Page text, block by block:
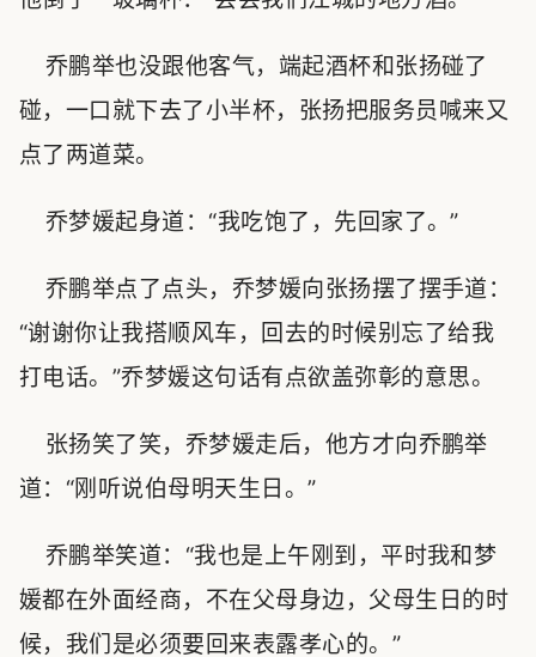
乔鹏举也没跟他客气，端起酒杯和张扬碰了
碰，一口就下去了小半杯，张扬把服务员喊来又
点了两道菜。
乔梦媛起身道：“我吃饱了，先回家了。”
乔鹏举点了点头，乔梦媛向张扬摆了摆手道：
“谢谢你让我搭顺风车，回去的时候别忘了给我
打电话。”乔梦媛这句话有点欲盖弥彰的意思。
张扬笑了笑，乔梦媛走后，他方才向乔鹏举
道：“刚听说伯母明天生日。”
乔鹏举笑道：“我也是上午刚到，平时我和梦
媛都在外面经商，不在父母身边，父母生日的时
候，我们是必须要回来表露孝心的。”